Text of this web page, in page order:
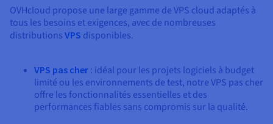
OVHcloud propose une large gamme de VPS cloud adaptés à
tous les besoins et exigences, avec de nombreuses
distributions VPS disponibles.
VPS pas cher : idéal pour les projets logiciels à budget
limité ou les environnements de test, notre VPS pas cher
offre les fonctionnalités essentielles et des
performances fiables sans compromis sur la qualité.